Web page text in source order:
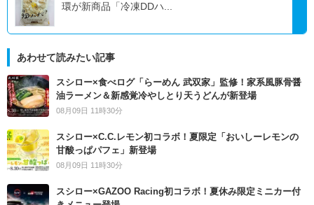
環が新商品「冷凍DDハ...
あわせて読みたい記事
スシロー×食べログ「らーめん 武双家」監修！家系風豚骨醤
油ラーメン＆新感覚冷やしとり天うどんが新登場
08月09日 11時30分
スシロー×C.C.レモン初コラボ！夏限定「おいしーレモンの
甘酸っぱパフェ」新登場
08月09日 11時30分
スシロー×GAZOO Racing初コラボ！夏休み限定ミニカー付